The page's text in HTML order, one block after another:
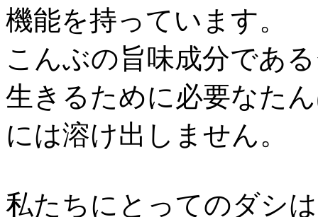
機能を持っています。
こんぶの旨味成分である
生きるために必要なた
には溶け出しません。
私たちにとってのダシ